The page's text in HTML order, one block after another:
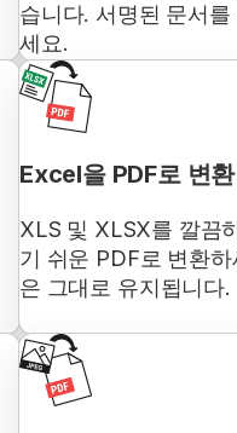
습니다. 서명된 문서를
세요.
Excel을 PDF로 변환
XLS 및 XLSX를 깔끔
기 쉬운 PDF로 변환하
은 그대로 유지됩니다.